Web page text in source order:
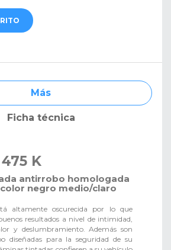
Más
Ficha técnica
K
antirrobo homologada
negro medio/claro
altamente oscurecida por lo que
resultados a nivel de intimidad,
y deslumbramiento. Además son
diseñadas para la seguridad de su